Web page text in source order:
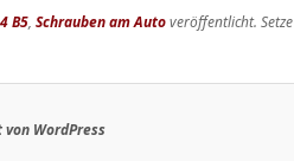
B5, Schrauben am Autoveröffentlicht. Setze
WordPress